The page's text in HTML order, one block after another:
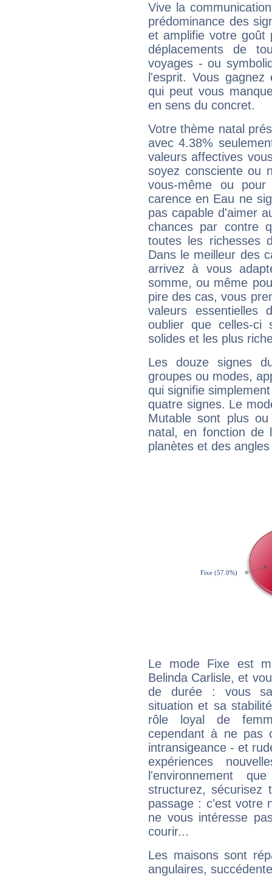
Vive la
prédominance des
et amplifie votre goût
déplacements de
voyages - ou
l'esprit. Vous
qui peut vous
en sens du concret.
Votre thème natal
avec 4.38%
valeurs affectives
soyez consciente ou
vous-même ou
carence en Eau ne
pas capable d'aimer
chances par contre
toutes les richesses
Dans le meilleur des
arrivez à vous
somme, ou même
pire des cas, vous
valeurs
oublier que celles-
solides et les plus
Les douze signes
groupes ou modes,
qui signifie
quatre signes. Le
Mutable sont plus
natal, en fonction de
planètes et des
Le mode Fixe est
Belinda Carlisle, et
de durée : vous
situation et sa
rôle loyal de
cependant à ne pas
intransigeance - et
expériences
l'environnement
structurez, sécurisez
passage : c'est votre
ne vous intéresse
courir...
Les maisons sont
angulaires,